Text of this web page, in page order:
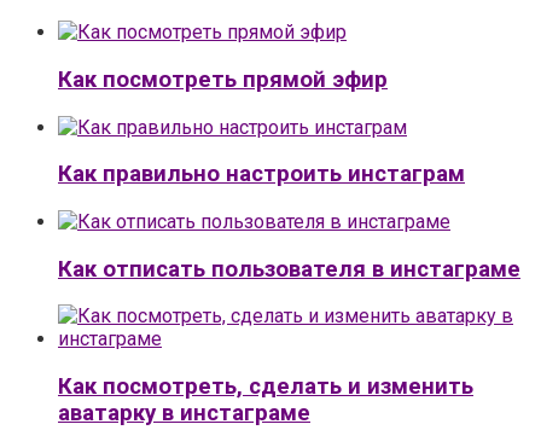
Как посмотреть прямой эфир
Как правильно настроить инстаграм
Как отписать пользователя в инстаграме
Как посмотреть, сделать и изменить
аватарку в инстаграме